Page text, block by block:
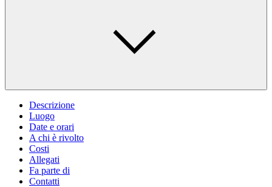
Descrizione
Luogo
Date e orari
A chi è rivolto
Costi
Allegati
Fa parte di
Contatti